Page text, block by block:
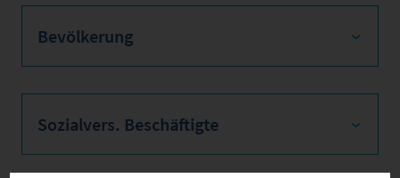
Bevölkerung
Sozialvers. Beschäftigte